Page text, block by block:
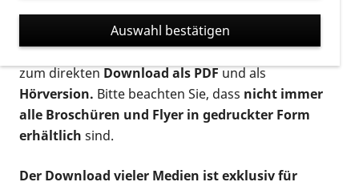
suchen. Die meisten Flyer und Broschüren werden in
verschiedenen Formaten angeboten: zur
postalischen Bestellung als gedruckte Variante
zum direktenDownload als PDFund als
Hörversion. Bitte beachten Sie, dass nicht immer
alle Broschüren und Flyer in gedruckter Form
erhältlich sind.
Der Download vieler Medien ist exklusiv für
Auswahl bestätigen